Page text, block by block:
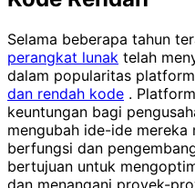
Selama beberapa tahun
perangkat lunak telah
dalam popularitas platform
dan rendah kode .
keuntungan bagi
mengubah ide-ide mereka
berfungsi dan
bertujuan untuk